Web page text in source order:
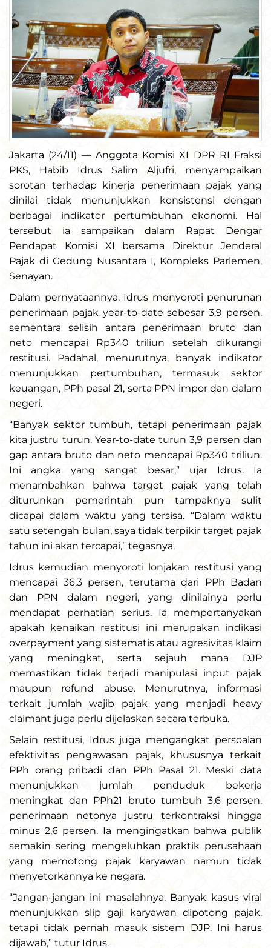
Jakarta (24/11) — Anggota Komisi XI DPR RI Fraksi
PKS, Habib Idrus Salim Aljufri, menyampaikan
sorotan terhadap kinerja penerimaan pajak yang
dinilai tidak menunjukkan konsistensi dengan
berbagai indikator pertumbuhan ekonomi. Hal
tersebut ia sampaikan dalam Rapat Dengar
Pendapat Komisi XI bersama Direktur Jenderal
Pajak di Gedung Nusantara I, Kompleks Parlemen,
Senayan.
Dalam pernyataannya, Idrus menyoroti penurunan
penerimaan pajak year-to-date sebesar 3,9 persen,
sementara selisih antara penerimaan bruto dan
neto mencapai Rp340 triliun setelah dikurangi
restitusi. Padahal, menurutnya, banyak indikator
menunjukkan pertumbuhan, termasuk sektor
keuangan, PPh pasal 21, serta PPN impor dan dalam
negeri.
“Banyak sektor tumbuh, tetapi penerimaan pajak
kita justru turun. Year-to-date turun 3,9 persen dan
gap antara bruto dan neto mencapai Rp340 triliun.
Ini angka yang sangat besar,” ujar Idrus. Ia
menambahkan bahwa target pajak yang telah
diturunkan pemerintah pun tampaknya sulit
dicapai dalam waktu yang tersisa. “Dalam waktu
satu setengah bulan, saya tidak terpikir target pajak
tahun ini akan tercapai,” tegasnya.
Idrus kemudian menyoroti lonjakan restitusi yang
mencapai 36,3 persen, terutama dari PPh Badan
dan PPN dalam negeri, yang dinilainya perlu
mendapat perhatian serius. Ia mempertanyakan
apakah kenaikan restitusi ini merupakan indikasi
overpayment yang sistematis atau agresivitas klaim
yang meningkat, serta sejauh mana DJP
memastikan tidak terjadi manipulasi input pajak
maupun refund abuse. Menurutnya, informasi
terkait jumlah wajib pajak yang menjadi heavy
claimant juga perlu dijelaskan secara terbuka.
Selain restitusi, Idrus juga mengangkat persoalan
efektivitas pengawasan pajak, khususnya terkait
PPh orang pribadi dan PPh Pasal 21. Meski data
menunjukkan jumlah penduduk bekerja
meningkat dan PPh21 bruto tumbuh 3,6 persen,
penerimaan netonya justru terkontraksi hingga
minus 2,6 persen. Ia mengingatkan bahwa publik
semakin sering mengeluhkan praktik perusahaan
yang memotong pajak karyawan namun tidak
menyetorkannya ke negara.
“Jangan-jangan ini masalahnya. Banyak kasus viral
menunjukkan slip gaji karyawan dipotong pajak,
tetapi tidak pernah masuk sistem DJP. Ini harus
dijawab,” tutur Idrus.